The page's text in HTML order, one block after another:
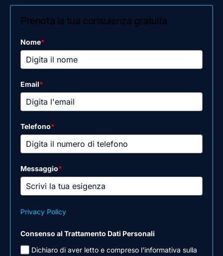
Prenota la tua consulenza gratuita
Nome*
Email*
Telefono*
Messaggio*
Privacy Policy
Consenso al Trattamento Dati Personali
Dichiaro di aver letto e compreso l'informativa sulla